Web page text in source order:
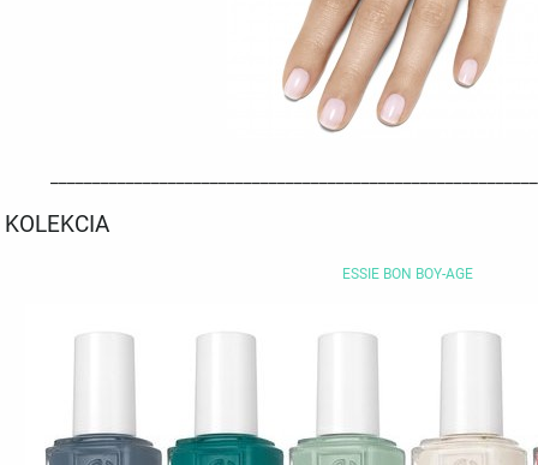
ESSIE BON BOY-AGE